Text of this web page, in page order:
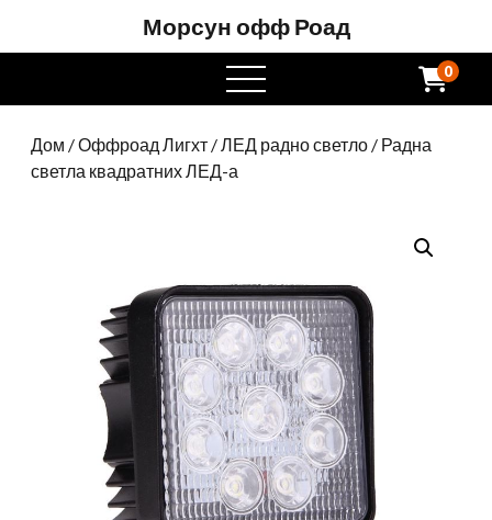
Морсун офф Роад
отворен
мени
0
Дом /Оффроад Лигхт /ЛЕД радно светло / Радна
светла квадратних ЛЕД-а